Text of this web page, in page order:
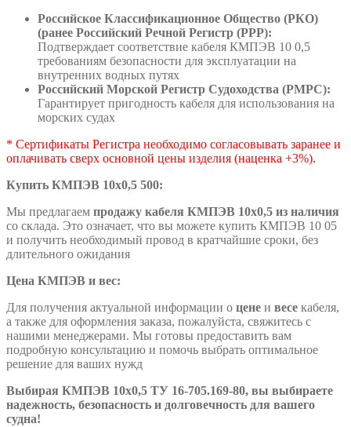
Российское Классификационное Общество (РКО)
(ранее Российский Речной Регистр (РРР):
Подтверждает соответствие кабеля КМПЭВ 10 0,5
требованиям безопасности для эксплуатации на
внутренних водных путях
Российский Морской Регистр Судоходства (РМРС):
Гарантирует пригодность кабеля для использования на
морских судах
* Сертификаты Регистра необходимо согласовывать заранее и
оплачивать сверх основной цены изделия (наценка +3%).
Купить КМПЭВ 10х0,5 500:
Мы предлагаем продажу кабеля КМПЭВ 10х0,5 из наличия
со склада. Это означает, что вы можете купить КМПЭВ 10 05
и получить необходимый провод в кратчайшие сроки, без
длительного ожидания
Цена КМПЭВ и вес:
Для получения актуальной информации о цене и весе кабеля,
а также для оформления заказа, пожалуйста, свяжитесь с
нашими менеджерами. Мы готовы предоставить вам
подробную консультацию и помочь выбрать оптимальное
решение для ваших нужд
Выбирая КМПЭВ 10х0,5 ТУ 16-705.169-80, вы выбираете
надежность, безопасность и долговечность для вашего
судна!